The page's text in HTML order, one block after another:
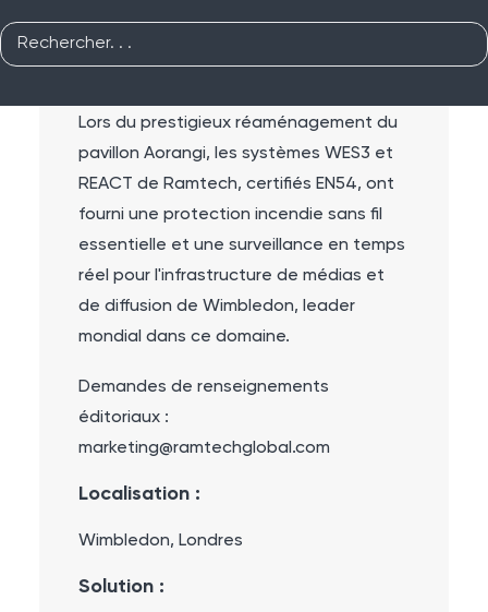
Lors du prestigieux réaménagement du
pavillon Aorangi, les systèmes WES3 et
REACT de Ramtech, certifiés EN54, ont
fourni une protection incendie sans fil
essentielle et une surveillance en temps
réel pour l'infrastructure de médias et
de diffusion de Wimbledon, leader
mondial dans ce domaine.
Demandes de renseignements
éditoriaux :
marketing@ramtechglobal.com
Localisation :
Wimbledon, Londres
Solution :